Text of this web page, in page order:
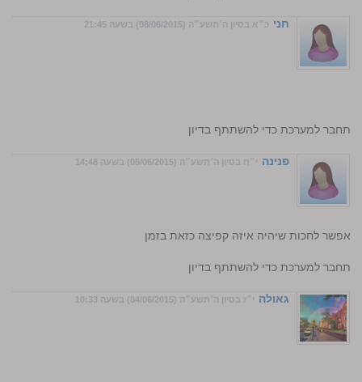
חני כ״א בסיון ה׳תשע״ה (08/06/2015) בשעה 21:45
התחבר למערכת כדי להשתתף בדיון
פנינה י״ח בסיון ה׳תשע״ה (05/06/2015) בשעה 14:48
אפשר לחכות שיהיה איזה קפיצה כזאת בזמן
התחבר למערכת כדי להשתתף בדיון
גאולה י״ז בסיון ה׳תשע״ה (04/06/2015) בשעה 10:33